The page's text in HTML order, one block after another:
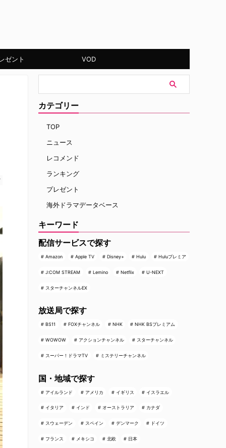
ゼント VOD
カテゴリー
TOP
ニュース
レコメンド
ランキング
プレゼント
海外ドラマデータベース
キーワード
配信サービスで探す
Amazon Apple TV Disney+ Hulu Huluプレミア
J:COM STREAM Lemino Netflix U-NEXT
スターチャンネルEX
放送局で探す
BS11 FOXチャンネル NHK NHK BSプレミアム
WOWOW アクションチャンネル スターチャンネル
スーパー！ドラマTV ミステリーチャンネル
国・地域で探す
アイルランド アメリカ イギリス イスラエル
イタリア インド オーストラリア カナダ
スウェーデン スペイン デンマーク ドイツ
フランス メキシコ 北欧 日本